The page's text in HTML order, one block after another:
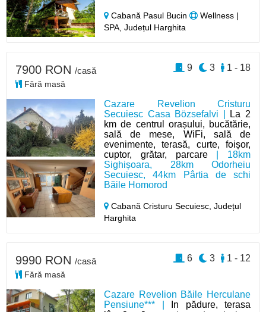
Cabană Pasul Bucin
Wellness |
SPA, Județul Harghita
Cazare Revelion Cristuru
Secuiesc Casa Bözsefalvi |
La 2
km de centrul orașului, bucătărie,
sală de mese, WiFi, sală de
evenimente, terasă, curte, foișor,
cuptor, grătar, parcare| 18km
Sighișoara, 28km Odorheiu
Secuiesc, 44km Pârtia de schi
Băile Homorod
Cabană Cristuru Secuiesc,Județul
Harghita
7900 RON /casă
Fără masă
1 - 18
3
9
Cazare Revelion Băile Herculane
Pensiune*** |
In pădure, terasa
9990 RON /casă
Fără masă
1 - 12
3
6